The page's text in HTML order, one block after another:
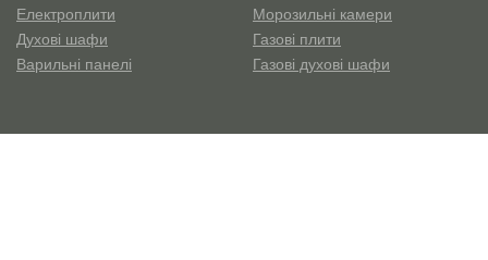
Електроплити
Духові шафи
Варильні панелі
Морозильні камери
Газові плити
Газові духові шафи